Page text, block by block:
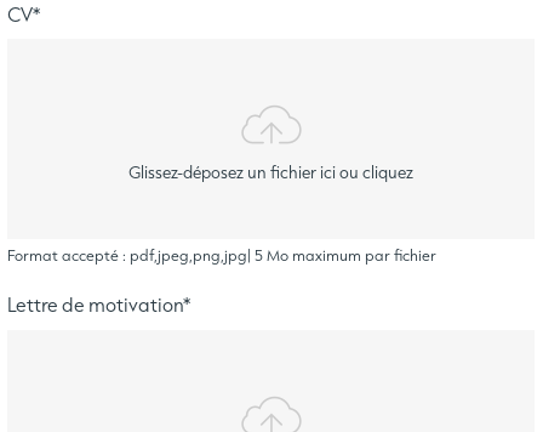
CV*
Glissez-déposez un fichier ici ou cliquez
Format accepté : pdf,jpeg,png,jpg| 5 Mo maximum par fichier
Lettre de motivation*